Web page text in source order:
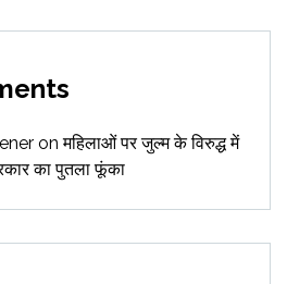
onमहिलाओं पर जुल्म के विरुद्ध में
का पुतला फूंका